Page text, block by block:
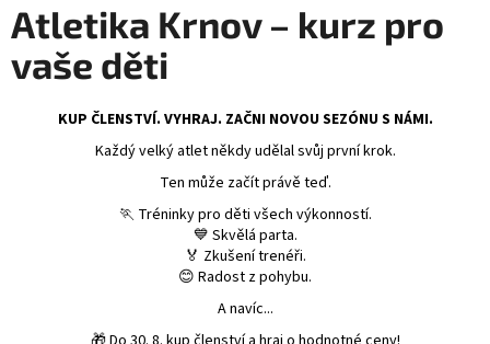
Atletika Krnov – kurz pro
vaše děti
KUP ČLENSTVÍ. VYHRAJ. ZAČNI NOVOU SEZÓNU S NÁMI.
Každý velký atlet někdy udělal svůj první krok.
Ten může začít právě teď.
🏃 Tréninky pro děti všech výkonností.
💙 Skvělá parta.
🏅 Zkušení trenéři.
😊 Radost z pohybu.
A navíc...